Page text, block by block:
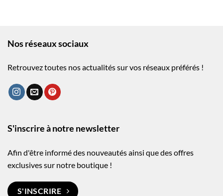
Nos réseaux sociaux
Retrouvez toutes nos actualités sur vos réseaux préférés !
S'inscrire à notre newsletter
Afin d'être informé des nouveautés ainsi que des offres
exclusives sur notre boutique !
S'INSCRIRE